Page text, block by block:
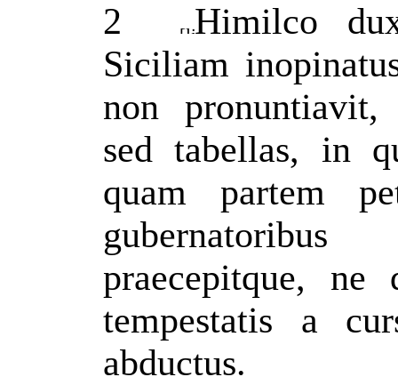
2
Himilco
Siciliam
non pronuntiavit,
sed tabellas, in
quam partem
praecepitque,
tempestatis a
abductus.